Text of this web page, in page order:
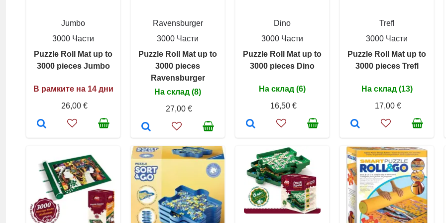
Jumbo
3000 Части
Puzzle Roll Mat up to
3000 pieces Jumbo
В рамките на 14 дни
26,00 €
Ravensburger
3000 Части
Puzzle Roll Mat up to
3000 pieces
Ravensburger
На склад (8)
27,00 €
Dino
3000 Части
Puzzle Roll Mat up to
3000 pieces Dino
На склад (6)
16,50 €
Trefl
3000 Части
Puzzle Roll Mat up to
3000 pieces Trefl
На склад (13)
17,00 €